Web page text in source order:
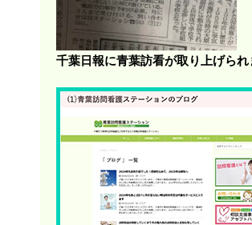
千葉日報に青葉訪看が取り上げられ